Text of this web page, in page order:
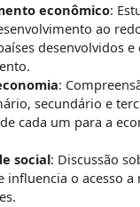
econômico:
ao
desenvolvidos e
:
secundário e
cada um para a
social: Discussão
influencia o acesso a